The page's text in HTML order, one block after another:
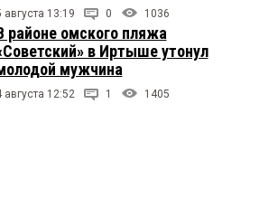
августа 13:19 0 1036
районе омского пляжа
в Иртыше утонул
мужчина
августа 12:52 1 1405